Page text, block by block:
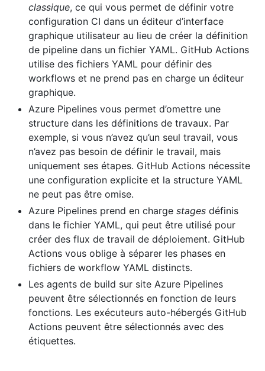
classique, ce qui vous permet de définir votre
configuration CI dans un éditeur d’interface
graphique utilisateur au lieu de créer la définition
de pipeline dans un fichier YAML. GitHub Actions
utilise des fichiers YAML pour définir des
workflows et ne prend pas en charge un éditeur
graphique.
Azure Pipelines vous permet d’omettre une
structure dans les définitions de travaux. Par
exemple, si vous n’avez qu’un seul travail, vous
n’avez pas besoin de définir le travail, mais
uniquement ses étapes. GitHub Actions nécessite
une configuration explicite et la structure YAML
ne peut pas être omise.
Azure Pipelines prend en charge stages définis
dans le fichier YAML, qui peut être utilisé pour
créer des flux de travail de déploiement. GitHub
Actions vous oblige à séparer les phases en
fichiers de workflow YAML distincts.
Les agents de build sur site Azure Pipelines
peuvent être sélectionnés en fonction de leurs
fonctions. Les exécuteurs auto-hébergés GitHub
Actions peuvent être sélectionnés avec des
étiquettes.